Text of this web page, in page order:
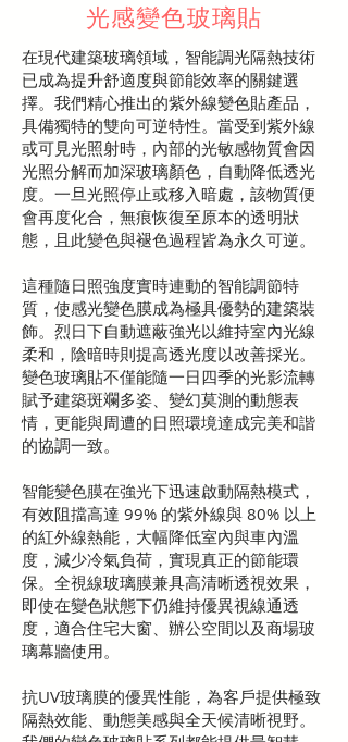
​光感變色玻璃貼
在現代建築玻璃領域，智能調光隔熱技術
已成為提升舒適度與節能效率的關鍵選
擇。我們精心推出的紫外線變色貼產品，
具備獨特的雙向可逆特性。當受到紫外線
或可見光照射時，內部的光敏感物質會因
光照分解而加深玻璃顏色，自動降低透光
度。一旦光照停止或移入暗處，該物質便
會再度化合，無痕恢復至原本的透明狀
態，且此變色與褪色過程皆為永久可逆。
這種隨日照強度實時連動的智能調節特
質，使感光變色膜成為極具優勢的建築裝
飾。烈日下自動遮蔽強光以維持室內光線
柔和，陰暗時則提高透光度以改善採光。
變色玻璃貼不僅能隨一日四季的光影流轉
賦予建築斑斕多姿、變幻莫測的動態表
情，更能與周遭的日照環境達成完美和諧
的協調一致。
智能變色膜在強光下迅速啟動隔熱模式，
有效阻擋高達 99% 的紫外線與 80% 以上
的紅外線熱能，大幅降低室內與車內溫
度，減少冷氣負荷，實現真正的節能環
保。全視線玻璃膜兼具高清晰透視效果，
即使在變色狀態下仍維持優異視線通透
度，適合住宅大窗、辦公空間以及商場玻
璃幕牆使用。
抗UV玻璃膜的優異性能，為客戶提供極致
隔熱效能、動態美感與全天候清晰視野。